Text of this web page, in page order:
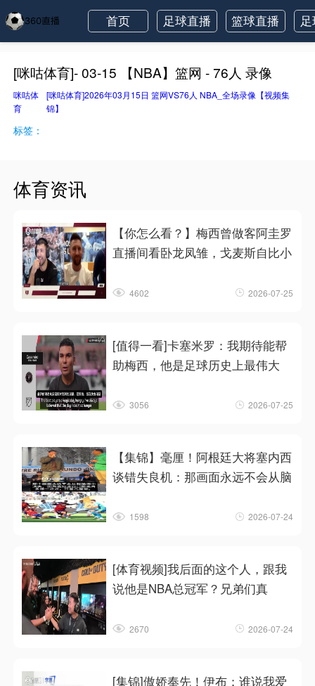
首页 足球直播 篮球直播
[咪咕体育]- 03-15 【NBA】篮网 - 76人 录像
咪咕体
育
[咪咕体育]2026年03月15日 篮网VS76人 NBA_全场录像【视频集
锦】
标签：
体育资讯
【你怎么看？】梅西曾做客阿圭罗
直播间看卧龙凤雏，戈麦斯自比小
4602 2026-07-25
[值得一看]卡塞米罗：我期待能帮
助梅西，他是足球历史上最伟大
3056 2026-07-25
【集锦】毫厘！阿根廷大将塞内西
谈错失良机：那画面永远不会从脑
1598 2026-07-24
[体育视频]我后面的这个人，跟我
说他是NBA总冠军？兄弟们真
2670 2026-07-24
[集锦]傲娇奉先！伊布：谁说我爱